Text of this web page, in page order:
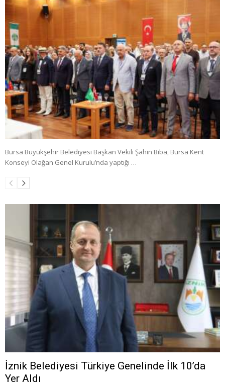
Bursa Büyükşehir Belediyesi Başkan Vekili Şahin Biba, Bursa Kent
Konseyi Olağan Genel Kurulu’nda yaptığı …
İznik Belediyesi Türkiye Genelinde İlk 10’da
Yer Aldı